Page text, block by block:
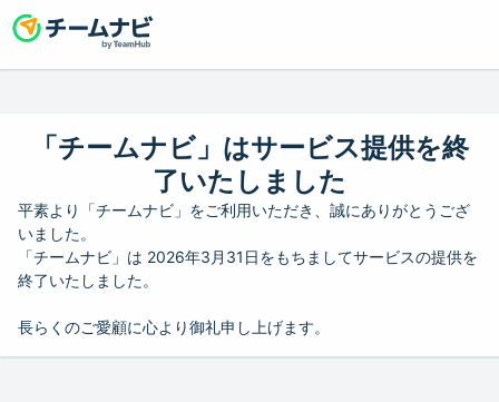
「チームナビ」はサービス提供を終
了いたしました
平素より「チームナビ」をご利用いただき、誠にありがとうござ
いました。
「チームナビ」は 2026年3月31日をもちましてサービスの提供を
終了いたしました。
長らくのご愛顧に心より御礼申し上げます。